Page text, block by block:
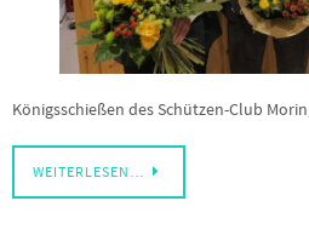
Königsschießen des Schützen-Club
WEITERLESEN…